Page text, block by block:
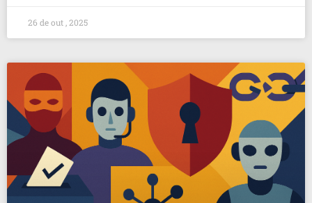
26 de out , 2025